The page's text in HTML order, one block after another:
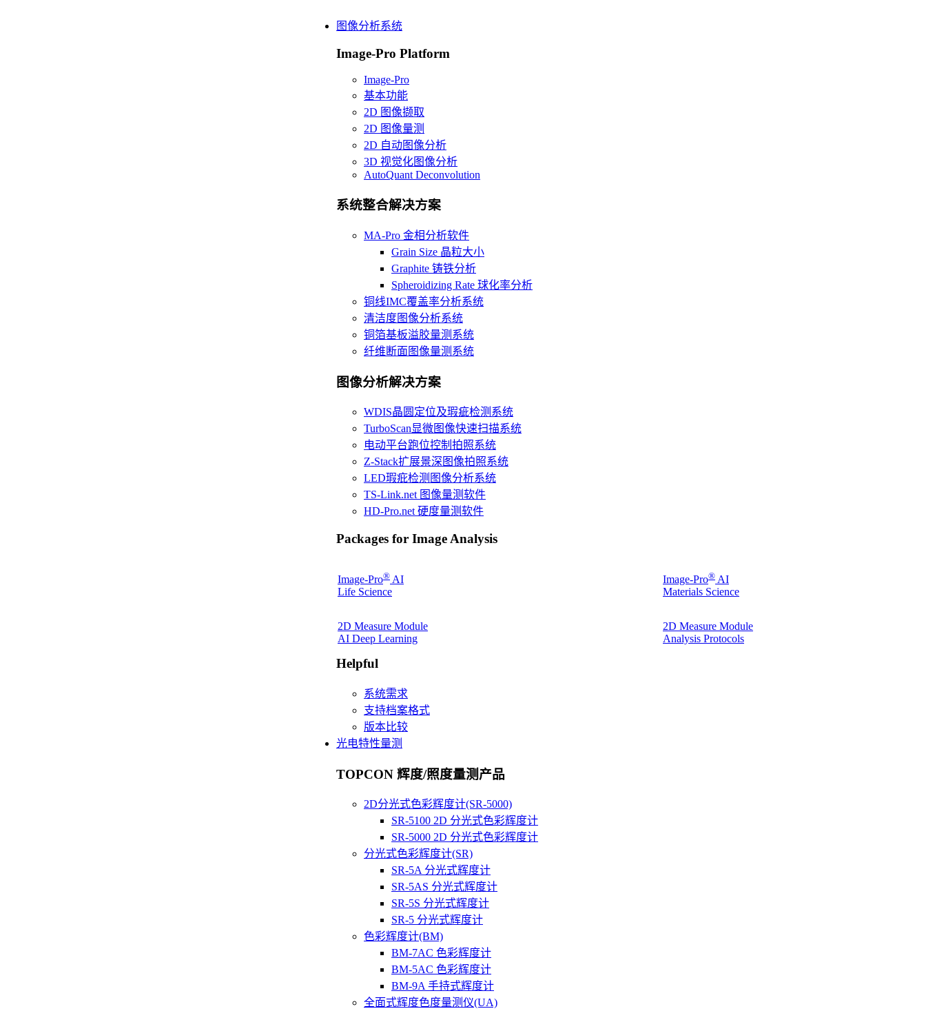
图像分析系统
Image-Pro Platform
Image-Pro
基本功能
2D 图像撷取
2D 图像量测
2D 自动图像分析
3D 视觉化图像分析
AutoQuant Deconvolution
系统整合解决方案
MA-Pro 金相分析软件
Grain Size 晶粒大小
Graphite 铸铁分析
Spheroidizing Rate 球化率分析
铜线IMC覆盖率分析系统
清洁度图像分析系统
铜箔基板溢胶量测系统
纤维断面图像量测系统
图像分析解决方案
WDIS晶圆定位及瑕疵检测系统
TurboScan显微图像快速扫描系统
电动平台跑位控制拍照系统
Z-Stack扩展景深图像拍照系统
LED瑕疪检测图像分析系统
TS-Link.net 图像量测软件
HD-Pro.net 硬度量测软件
Packages for Image Analysis
Image-Pro® AI
Life Science
Image-Pro® AI
Materials Science
2D Measure Module
AI Deep Learning
2D Measure Module
Analysis Protocols
Helpful
系统需求
支持档案格式
版本比较
光电特性量测
TOPCON 辉度/照度量测产品
2D分光式色彩辉度计(SR-5000)
SR-5100 2D 分光式色彩辉度计
SR-5000 2D 分光式色彩辉度计
分光式色彩辉度计(SR)
SR-5A 分光式辉度计
SR-5AS 分光式辉度计
SR-5S 分光式辉度计
SR-5 分光式辉度计
色彩辉度计(BM)
BM-7AC 色彩辉度计
BM-5AC 色彩辉度计
BM-9A 手持式辉度计
全面式辉度色度量测仪(UA)